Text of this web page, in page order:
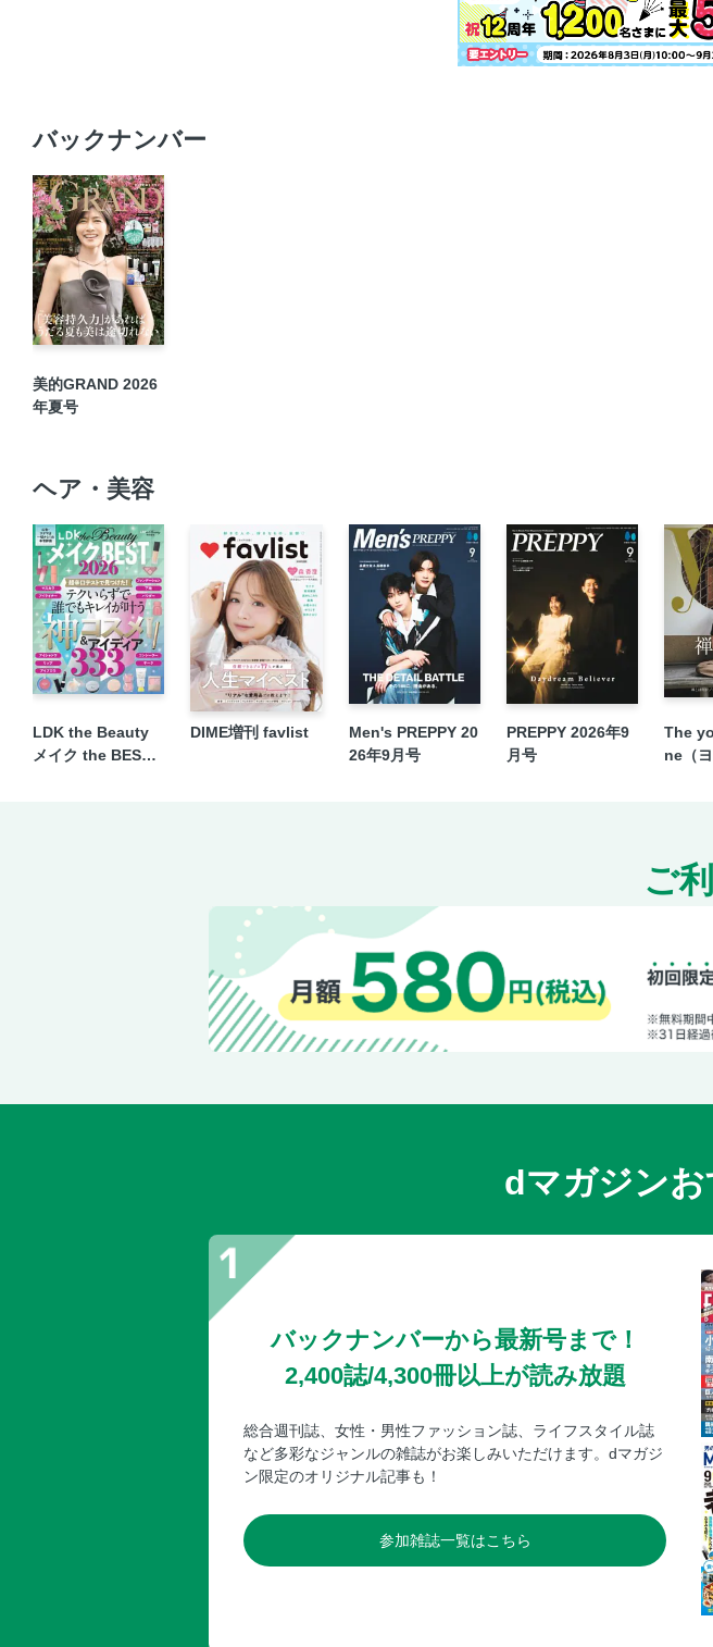
バックナンバー
美的GRAND 2026
年夏号
ヘア・美容
LDK the Beauty
メイク the BEST 2
DIME増刊 favlist
Men's PREPPY 20
26年9月号
PREPPY 2026年9
月号
The
ne（
ご
dマガジン
バックナンバーから最新号まで！
2,400誌/4,300冊以上が読み放題
総合週刊誌、女性・男性ファッション誌、ライフスタイル誌
など多彩なジャンルの雑誌がお楽しみいただけます。dマガジ
ン限定のオリジナル記事も！
参加雑誌一覧はこちら